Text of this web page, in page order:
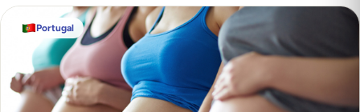
Portugal